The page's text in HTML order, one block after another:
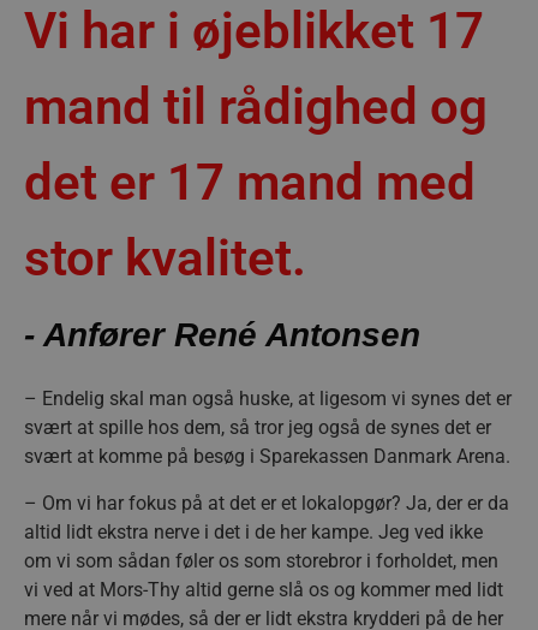
Vi har i øjeblikket 17
mand til rådighed og
det er 17 mand med
stor kvalitet.
- Anfører René Antonsen
– Endelig skal man også huske, at ligesom vi synes det er
svært at spille hos dem, så tror jeg også de synes det er
svært at komme på besøg i Sparekassen Danmark Arena.
– Om vi har fokus på at det er et lokalopgør? Ja, der er da
altid lidt ekstra nerve i det i de her kampe. Jeg ved ikke
om vi som sådan føler os som storebror i forholdet, men
vi ved at Mors-Thy altid gerne slå os og kommer med lidt
mere når vi mødes, så der er lidt ekstra krydderi på de her